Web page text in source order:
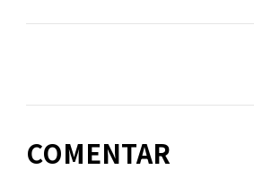
COMENTAR